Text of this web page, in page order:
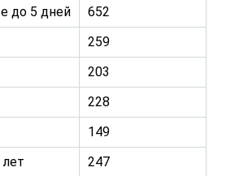
до 5 дней
652
259
203
228
149
247